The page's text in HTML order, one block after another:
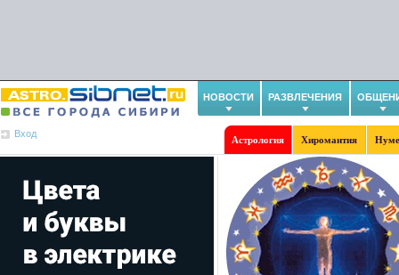
НОВОСТИ РАЗВЛЕЧЕНИЯ
Вход
Астрология Хиромантия